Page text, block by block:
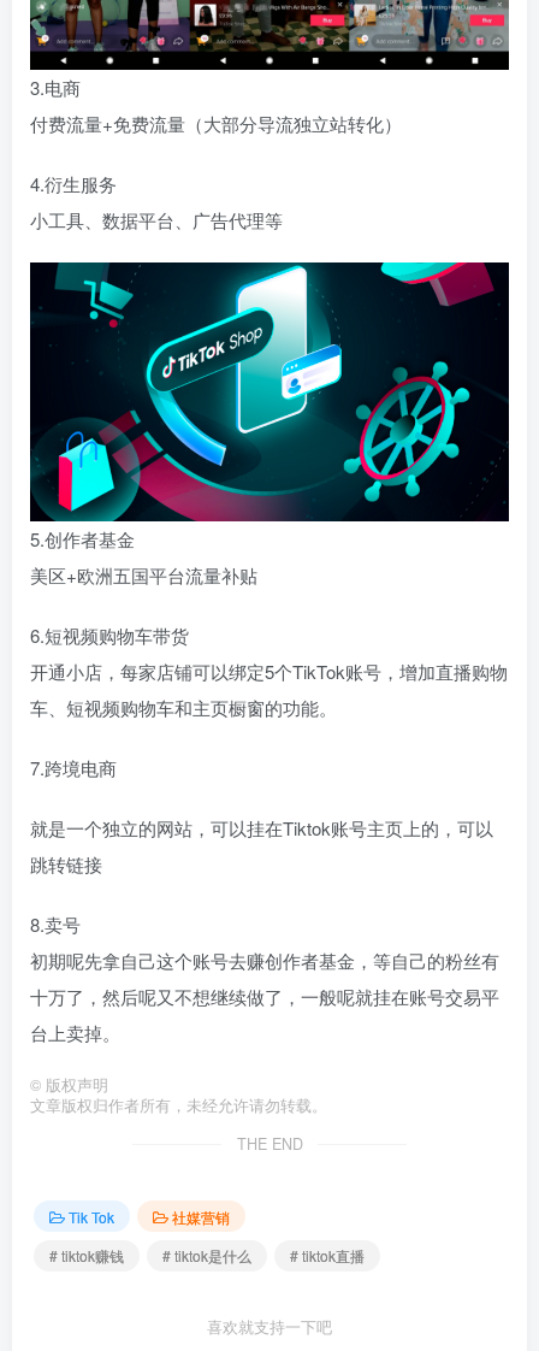
3.电商
付费流量+免费流量（大部分导流独立站转化）
4.衍生服务
小工具、数据平台、广告代理等
5.创作者基金
美区+欧洲五国平台流量补贴
6.短视频购物车带货
开通小店，每家店铺可以绑定5个TikTok账号，增加直播购物
车、短视频购物车和主页橱窗的功能。
7.跨境电商
就是一个独立的网站，可以挂在Tiktok账号主页上的，可以
跳转链接
8.卖号
初期呢先拿自己这个账号去赚创作者基金，等自己的粉丝有
十万了，然后呢又不想继续做了，一般呢就挂在账号交易平
台上卖掉。
© 版权声明
文章版权归作者所有，未经允许请勿转载。
THE END
Tik Tok
社媒营销
# tiktok赚钱
# tiktok是什么 # tiktok直播
喜欢就支持一下吧